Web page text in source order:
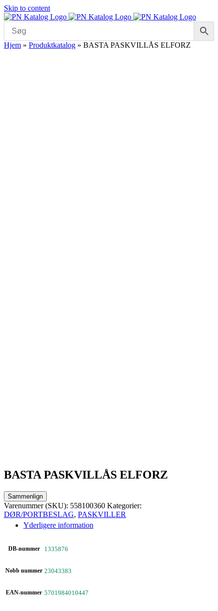
Skip to content
Hjem » Produktkatalog » BASTA PASKVILLÅS ELFORZ
BASTA PASKVILLÅS ELFORZ
Sammenlign
Varenummer (SKU): 558100360 Kategorier:
DØR/PORTBESLAG, PASKVILLER
Yderligere information
DB-nummer 1335876
Nobb nummer 23043383
EAN-nummer 5701984010447